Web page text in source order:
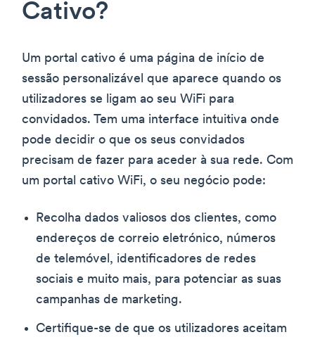
Cativo?
Um portal cativo é uma página de início de
sessão personalizável que aparece quando os
utilizadores se ligam ao seu WiFi para
convidados. Tem uma interface intuitiva onde
pode decidir o que os seus convidados
precisam de fazer para aceder à sua rede. Com
um portal cativo WiFi, o seu negócio pode:
Recolha dados valiosos dos clientes, como
endereços de correio eletrónico, números
de telemóvel, identificadores de redes
sociais e muito mais, para potenciar as suas
campanhas de marketing.
Certifique-se de que os utilizadores aceitam